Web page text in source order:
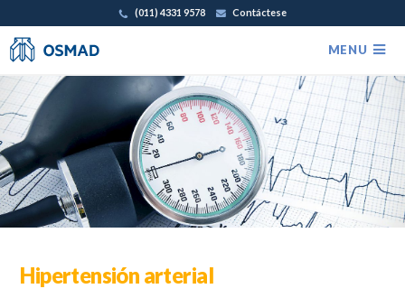
(011) 4331 9578 Contáctese
MENU
Hipertensión arterial